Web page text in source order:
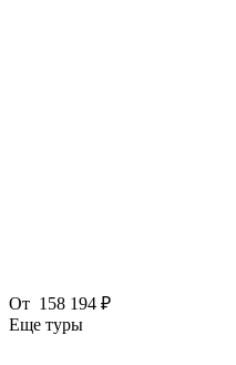
От 158 194 ₽
Еще туры